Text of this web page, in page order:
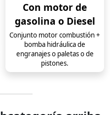
Con motor de
gasolina o Diesel
Conjunto motor combustión +
bomba hidráulica de
engranajes o paletas o de
pistones.